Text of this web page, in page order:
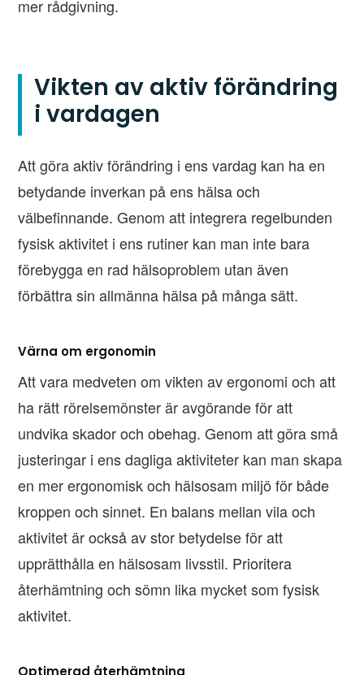
mer rådgivning.
Vikten av aktiv förändring
i vardagen
Att göra aktiv förändring i ens vardag kan ha en
betydande inverkan på ens hälsa och
välbefinnande. Genom att integrera regelbunden
fysisk aktivitet i ens rutiner kan man inte bara
förebygga en rad hälsoproblem utan även
förbättra sin allmänna hälsa på många sätt.
Värna om ergonomin
Att vara medveten om vikten av ergonomi och att
ha rätt rörelsemönster är avgörande för att
undvika skador och obehag. Genom att göra små
justeringar i ens dagliga aktiviteter kan man skapa
en mer ergonomisk och hälsosam miljö för både
kroppen och sinnet. En balans mellan vila och
aktivitet är också av stor betydelse för att
upprätthålla en hälsosam livsstil. Prioritera
återhämtning och sömn lika mycket som fysisk
aktivitet.
Optimerad återhämtning